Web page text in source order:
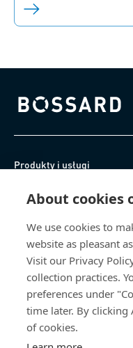
About cookies
We use cookies to
website as pleasant
Visit our Privacy
collection practices.
preferences under
time later. By clicking
of cookies.
Bossard homepage
Produkty i usługi
Centrum Wiedzy
Bezpośredni dostęp
Bossard Poland